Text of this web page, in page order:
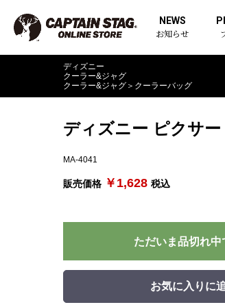
NEWS
お知らせ
ディズニー
クーラー&ジャグ
クーラー&ジャグ ＞ クーラーバッグ
ディズニー ピクサ
MA-4041
販売価格 ￥1,628 税込
ただいま品切れ中
お気に入りに